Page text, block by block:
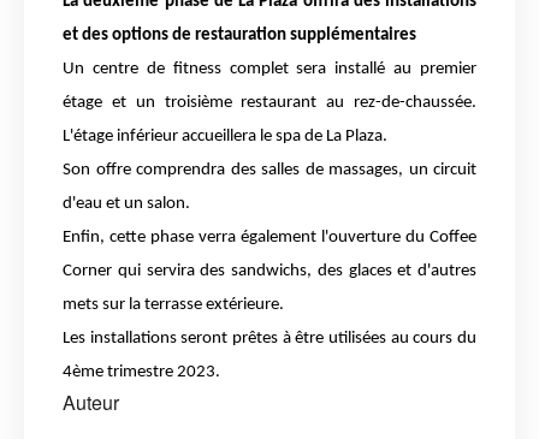
et des options de restauration supplémentaires
Un centre de fitness complet sera installé au premier
étage et un troisième restaurant au rez-de-chaussée.
L'étage inférieur accueillera le spa de La Plaza.
Son offre comprendra des salles de massages, un circuit
d'eau et un salon.
Enfin, cette phase verra également l'ouverture du Coffee
Corner qui servira des sandwichs, des glaces et d'autres
mets sur la terrasse extérieure.
Les installations seront prêtes à être utilisées au cours du
4ème trimestre 2023.
Auteur